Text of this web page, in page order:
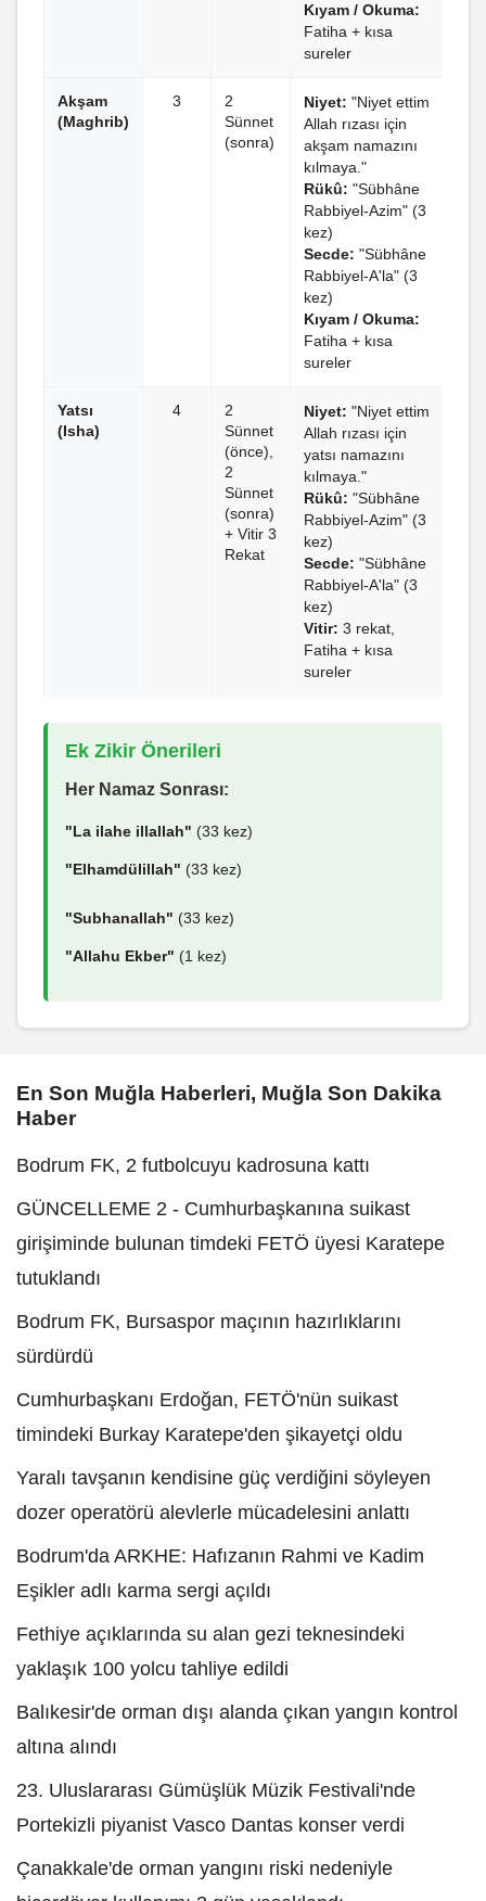
Kıyam / Okuma:
Fatiha + kısa
sureler
Akşam
(Maghrib)
3
2
Sünnet
(sonra)
Niyet: "Niyet ettim
Allah rızası için
akşam namazını
kılmaya."
Rükû: "Sübhâne
Rabbiyel-Azim" (3
kez)
Secde: "Sübhâne
Rabbiyel-A'la" (3
kez)
Kıyam / Okuma:
Fatiha + kısa
sureler
Yatsı
(Isha)
4
2
Sünnet
(önce),
2
Sünnet
(sonra)
+ Vitir 3
Rekat
Niyet: "Niyet ettim
Allah rızası için
yatsı namazını
kılmaya."
Rükû: "Sübhâne
Rabbiyel-Azim" (3
kez)
Secde: "Sübhâne
Rabbiyel-A'la" (3
kez)
Vitir: 3 rekat,
Fatiha + kısa
sureler
Ek Zikir Önerileri
Her Namaz Sonrası:
"La ilahe illallah" (33 kez)
"Elhamdülillah" (33 kez)
"Subhanallah" (33 kez)
"Allahu Ekber" (1 kez)
En Son Muğla Haberleri, Muğla Son Dakika
Haber
Bodrum FK, 2 futbolcuyu kadrosuna kattı
GÜNCELLEME 2 - Cumhurbaşkanına suikast
girişiminde bulunan timdeki FETÖ üyesi Karatepe
tutuklandı
Bodrum FK, Bursaspor maçının hazırlıklarını
sürdürdü
Cumhurbaşkanı Erdoğan, FETÖ'nün suikast
timindeki Burkay Karatepe'den şikayetçi oldu
Yaralı tavşanın kendisine güç verdiğini söyleyen
dozer operatörü alevlerle mücadelesini anlattı
Bodrum'da ARKHE: Hafızanın Rahmi ve Kadim
Eşikler adlı karma sergi açıldı
Fethiye açıklarında su alan gezi teknesindeki
yaklaşık 100 yolcu tahliye edildi
Balıkesir'de orman dışı alanda çıkan yangın kontrol
altına alındı
23. Uluslararası Gümüşlük Müzik Festivali'nde
Portekizli piyanist Vasco Dantas konser verdi
Çanakkale'de orman yangını riski nedeniyle